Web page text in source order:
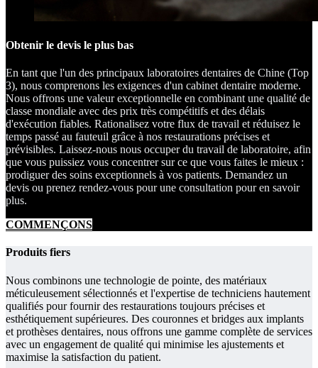
Obtenir le devis le plus bas
En tant que l'un des principaux laboratoires dentaires de Chine (Top
3), nous comprenons les exigences d'un cabinet dentaire moderne.
Nous offrons une valeur exceptionnelle en combinant une qualité de
classe mondiale avec des prix très compétitifs et des délais
d'exécution fiables. Rationalisez votre flux de travail et réduisez le
temps passé au fauteuil grâce à nos restaurations précises et
prévisibles. Laissez-nous nous occuper du travail de laboratoire, afin
que vous puissiez vous concentrer sur ce que vous faites le mieux :
prodiguer des soins exceptionnels à vos patients. Demandez un
devis ou prenez rendez-vous pour une consultation pour en savoir
plus.
COMMENÇONS
Produits fiers
Nous combinons une technologie de pointe, des matériaux
méticuleusement sélectionnés et l'expertise de techniciens hautement
qualifiés pour fournir des restaurations toujours précises et
esthétiquement supérieures. Des couronnes et bridges aux implants
et prothèses dentaires, nous offrons une gamme complète de services
avec un engagement de qualité qui minimise les ajustements et
maximise la satisfaction du patient.